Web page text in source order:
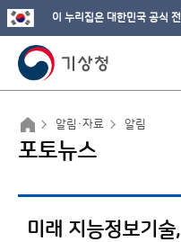
이 누리집은 대한민국 공식
알림·자료 알림
포토뉴스
미래 지능정보기